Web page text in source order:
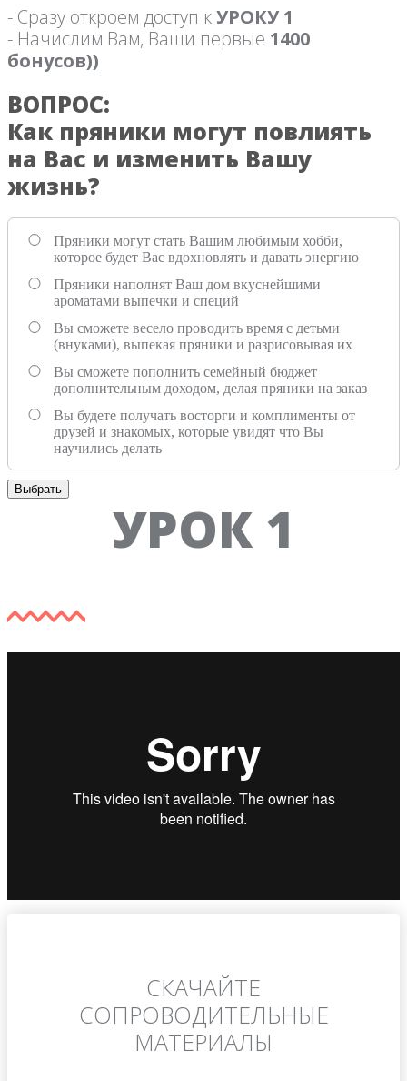
- Сразу откроем доступ кУРОКУ 1
- Начислим Вам, Ваши первые 1400
бонусов))
ВОПРОС:
Как пряники могут повлиять
на Вас и изменить Вашу
жизнь?
Пряники могут стать Вашим любимым хобби,
которое будет Вас вдохновлять и давать энергию
Пряники наполнят Ваш дом вкуснейшими
ароматами выпечки и специй
Вы сможете весело проводить время с детьми
(внуками), выпекая пряники и разрисовывая их
Вы сможете пополнить семейный бюджет
дополнительным доходом, делая пряники на заказ
Вы будете получать восторги и комплименты от
друзей и знакомых, которые увидят что Вы
научились делать
Выбрать
УРОК 1
СКАЧАЙТЕ
СОПРОВОДИТЕЛЬНЫЕ
МАТЕРИАЛЫ